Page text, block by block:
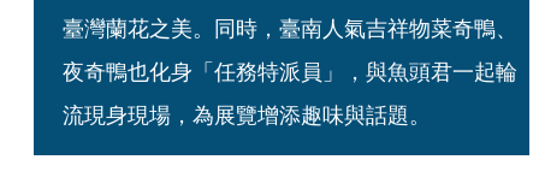
臺灣蘭花之美。同時，臺南人氣吉祥物菜奇鴨、
夜奇鴨也化身「任務特派員」，與魚頭君一起輪
流現身現場，為展覽增添趣味與話題。